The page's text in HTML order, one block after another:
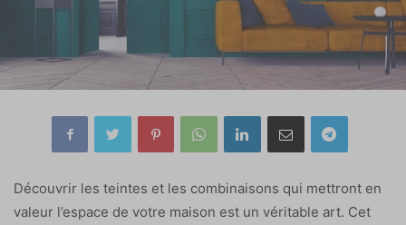
Découvrir les teintes et les combinaisons qui mettront en
valeur l’espace de votre maison est un véritable art. Cet